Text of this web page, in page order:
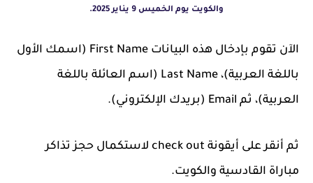
والكويت يوم الخميس 9 يناير 2025.
الآن تقوم بإدخال هذه البيانات First Name (اسمك الأول
باللغة العربية)، Last Name (اسم العائلة باللغة
العربية)، ثم Email (بريدك الإلكتروني).
ثم أنقر على أيقونة check out لاستكمال حجز تذاكر
مباراة القادسية والكويت.